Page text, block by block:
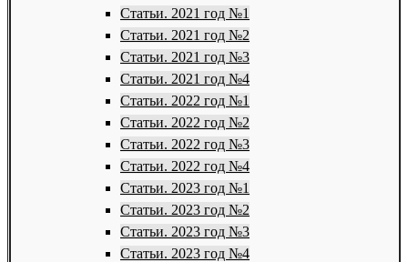
Статьи. 2021 год №1
Статьи. 2021 год №2
Статьи. 2021 год №3
Статьи. 2021 год №4
Статьи. 2022 год №1
Статьи. 2022 год №2
Статьи. 2022 год №3
Статьи. 2022 год №4
Статьи. 2023 год №1
Статьи. 2023 год №2
Статьи. 2023 год №3
Статьи. 2023 год №4